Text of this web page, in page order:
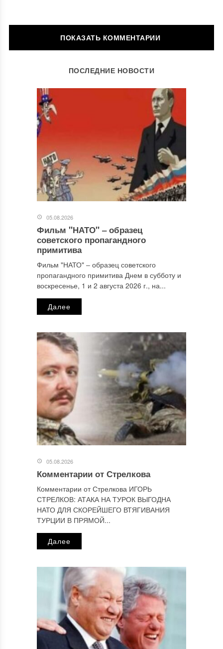
ОСТАВИТЬ КОММЕНТАРИЙ
Комментарий*
Этот сайт использует Akismet для борьбы со спамом.
Узнайте, как обрабатываются ваши данные комментариев
персональных данных.
ПОСЛЕДНИЕ НОВОСТИ
05.08.2026
Фильм "НАТО" ‒ образец
советского пропагандного
примитива
Фильм "НАТО" ‒ образец советского
пропагандного примитива Днем в субботу и
воскресенье, 1 и 2 августа 2026 г., на...
Далее
05.08.2026
Комментарии от Стрелкова
Комментарии от Стрелкова ИГОРЬ
СТРЕЛКОВ: АТАКА НА ТУРОК ВЫГОДНА
НАТО ДЛЯ СКОРЕЙШЕГО ВТЯГИВАНИЯ
ТУРЦИИ В ПРЯМОЙ...
Далее